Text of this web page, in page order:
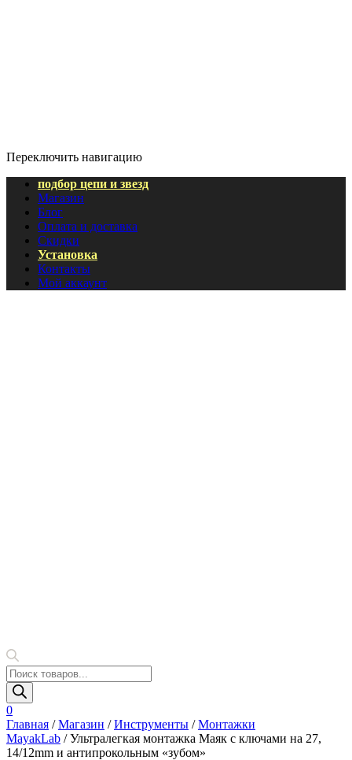
Переключить навигацию
подбор цепи и звезд
Магазин
Блог
Оплата и доставка
Скидки
Установка
Контакты
Мой аккаунт
Поиск
товаров
0
Главная /Магазин /Инструменты /Монтажки
MayakLab / Ультралегкая монтажка Маяк с ключами на 27,
14/12mm и антипрокольным «зубом»